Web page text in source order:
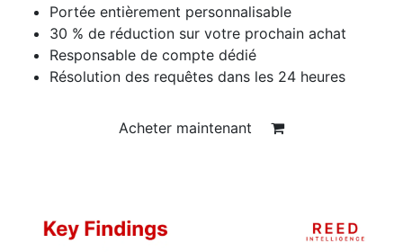
Portée entièrement personnalisable
30 % de réduction sur votre prochain achat
Responsable de compte dédié
Résolution des requêtes dans les 24 heures
Acheter maintenant